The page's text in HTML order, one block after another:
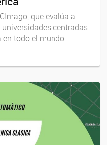
que evalúa a
centradas
todo el mundo.